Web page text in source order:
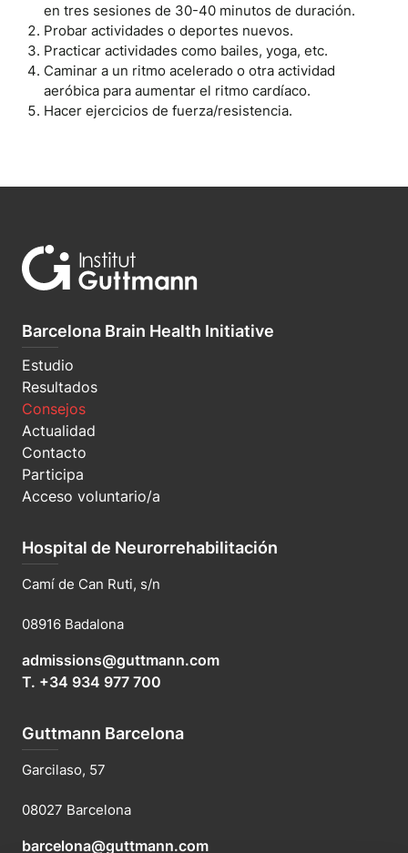
en tres sesiones de 30-40 minutos de duración.
Probar actividades o deportes nuevos.
Practicar actividades como bailes, yoga, etc.
Caminar a un ritmo acelerado o otra actividad
aeróbica para aumentar el ritmo cardíaco.
Hacer ejercicios de fuerza/resistencia.
Barcelona Brain Health Initiative
Estudio
Resultados
Consejos
Actualidad
Contacto
Participa
Acceso voluntario/a
Hospital de Neurorrehabilitación
Camí de Can Ruti, s/n
08916 Badalona
admissions@guttmann.com
T. +34 934 977 700
Guttmann Barcelona
Garcilaso, 57
08027 Barcelona
barcelona@guttmann.com